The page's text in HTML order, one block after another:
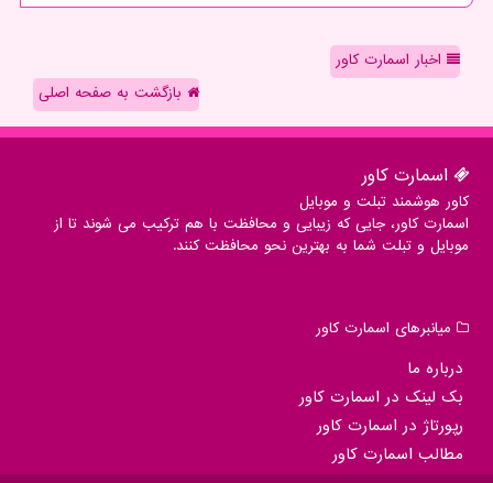
اخبار اسمارت کاور
بازگشت به صفحه اصلی
اسمارت كاور
کاور هوشمند تبلت و موبایل
اسمارت کاور، جایی که زیبایی و محافظت با هم ترکیب می شوند تا از
موبایل و تبلت شما به بهترین نحو محافظت کنند.
میانبرهای اسمارت كاور
درباره ما
بک لینک در اسمارت كاور
رپورتاژ در اسمارت كاور
مطالب اسمارت كاور